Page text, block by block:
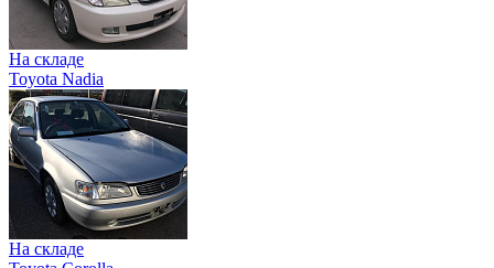
На складе
Toyota Nadia
На складе